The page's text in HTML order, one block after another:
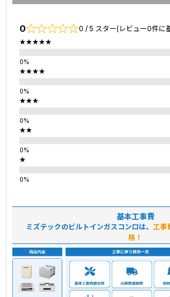
0 0 / 5 スター(レビュー0件に
★★★★★
★★★★
★★★
★★
★
基本工事費
ミズテックのビルトインガスコンロは、 工事
格！